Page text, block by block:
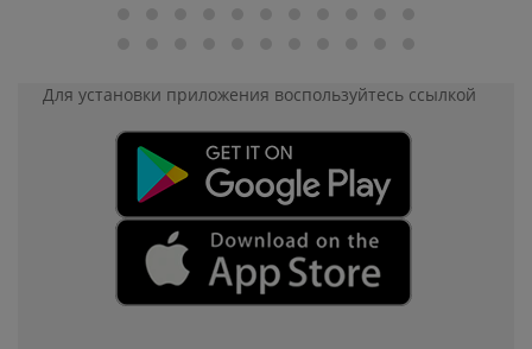
Для установки приложения воспользуйтесь ссылкой